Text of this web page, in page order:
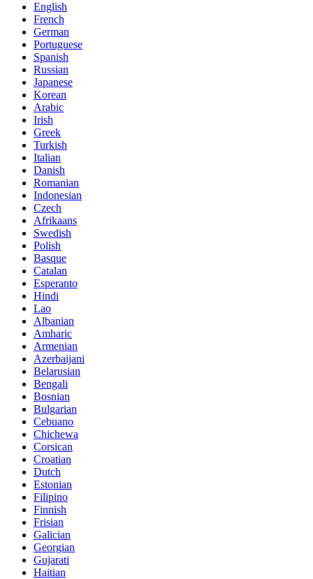
English
French
German
Portuguese
Spanish
Russian
Japanese
Korean
Arabic
Irish
Greek
Turkish
Italian
Danish
Romanian
Indonesian
Czech
Afrikaans
Swedish
Polish
Basque
Catalan
Esperanto
Hindi
Lao
Albanian
Amharic
Armenian
Azerbaijani
Belarusian
Bengali
Bosnian
Bulgarian
Cebuano
Chichewa
Corsican
Croatian
Dutch
Estonian
Filipino
Finnish
Frisian
Galician
Georgian
Gujarati
Haitian